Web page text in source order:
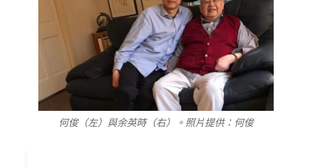
何俊（左）與余英時（右）。照片提供：何俊